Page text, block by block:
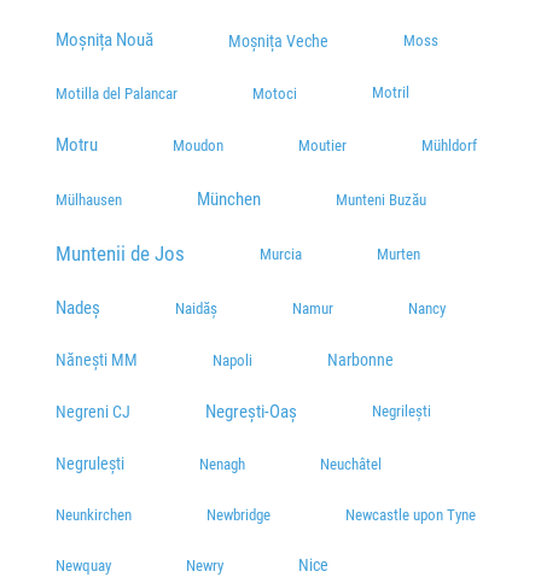
Moșnița Nouă Moșnița Veche Moss
Motilla del Palancar Motoci Motril
Motru Moudon Moutier Mühldorf
Mülhausen München Munteni Buzău
Muntenii de Jos Murcia Murten
Nadeș Naidăș Namur Nancy
Nănești MM Napoli Narbonne
Negreni CJ Negrești-Oaș Negrilești
Negrulești Nenagh Neuchâtel
Neunkirchen Newbridge Newcastle upon Tyne
Newquay Newry Nice